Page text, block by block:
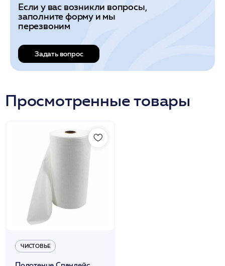
Если у вас возникли вопросы,
заполните форму и мы
перезвоним
Задать вопрос
Просмотренные товары
ЧИСТОВЬЕ